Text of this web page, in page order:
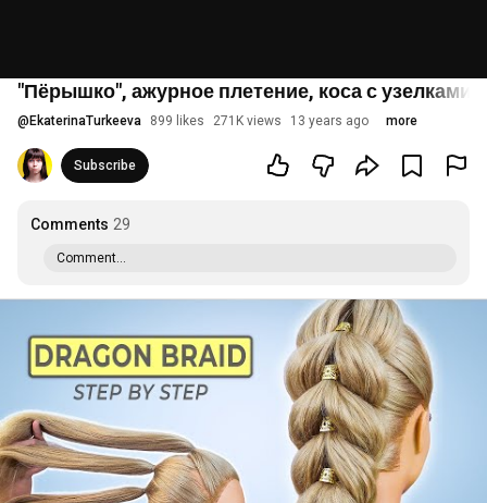
"Пёрышко", ажурное плетение, коса с узелками.
@ EkaterinaTurkeeva 899 likes 271K views 13 years ago more
Subscribe
Comments 29
Comment...